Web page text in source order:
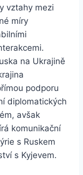
vztahy mezi
míry
na Ukrajině
podporu
diplomatických
avšak
komunikační
s Ruskem
s Kyjevem.